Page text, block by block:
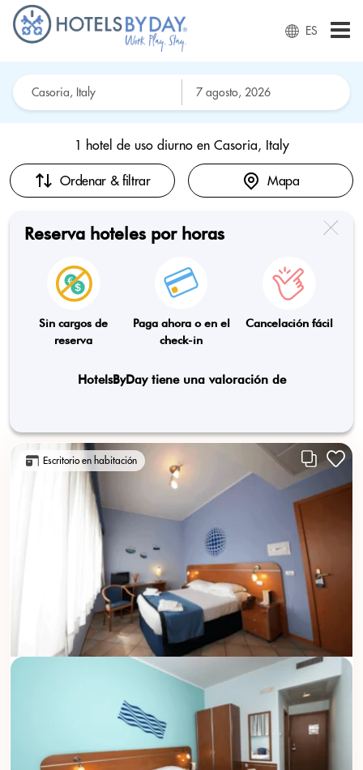
ES
1 hotel de uso diurno en Casoria, Italy
Ordenar & filtrar Mapa
Reserva hoteles por horas
Sin cargos de
reserva
Paga ahora o en el
check-in
Cancelación fácil
HotelsByDay tiene una valoración de
Escritorio en habitación